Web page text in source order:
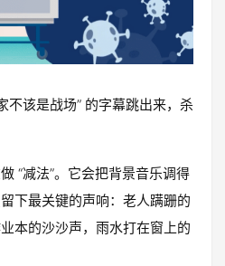
不该是战场” 的字幕跳出来，杀
“减法”。它会把背景音乐调得
下最关键的声响：老人蹒跚的
本的沙沙声，雨水打在窗上的